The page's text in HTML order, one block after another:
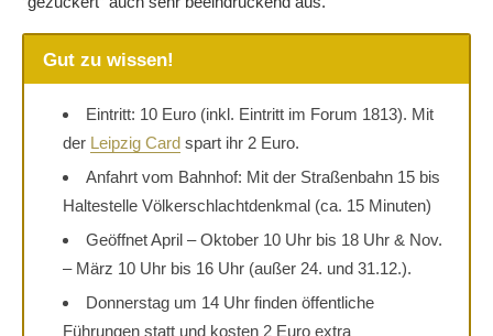
Gut zu wissen!
Eintritt: 10 Euro (inkl. Eintritt im Forum 1813). Mit
der Leipzig Card spart ihr 2 Euro.
Anfahrt vom Bahnhof: Mit der Straßenbahn 15 bis
Haltestelle Völkerschlachtdenkmal (ca. 15 Minuten)
Geöffnet April – Oktober 10 Uhr bis 18 Uhr & Nov.
– März 10 Uhr bis 16 Uhr (außer 24. und 31.12.).
Donnerstag um 14 Uhr finden öffentliche
Führungen statt und kosten 2 Euro extra